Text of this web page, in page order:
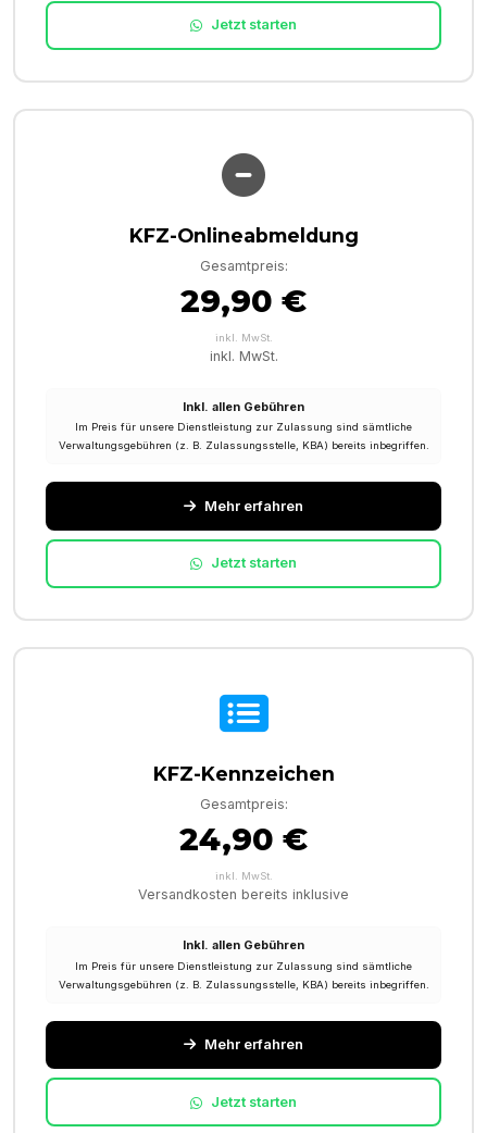
Jetzt starten
KFZ-Onlineabmeldung
Gesamtpreis:
29,90 €
inkl. MwSt.
inkl. MwSt.
Inkl. allen Gebühren
Im Preis für unsere Dienstleistung zur Zulassung sind sämtliche
Verwaltungsgebühren (z. B. Zulassungsstelle, KBA) bereits inbegriffen.
Mehr erfahren
Jetzt starten
KFZ-Kennzeichen
Gesamtpreis:
24,90 €
inkl. MwSt.
Versandkosten bereits inklusive
Inkl. allen Gebühren
Im Preis für unsere Dienstleistung zur Zulassung sind sämtliche
Verwaltungsgebühren (z. B. Zulassungsstelle, KBA) bereits inbegriffen.
Mehr erfahren
Jetzt starten